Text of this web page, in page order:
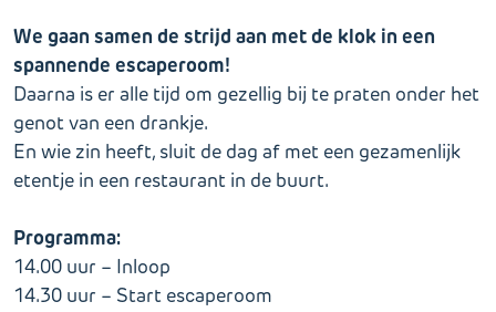
We gaan samen de strijd aan met de klok in een
spannende escaperoom!
Daarna is er alle tijd om gezellig bij te praten onder het
genot van een drankje.
En wie zin heeft, sluit de dag af met een gezamenlijk
etentje in een restaurant in de buurt.
Programma:
14.00 uur – Inloop
14.30 uur – Start escaperoom